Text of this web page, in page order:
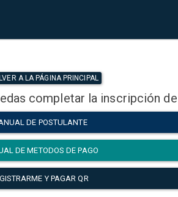
A LA PÁGINA PRINCIPAL
completar la inscripción
DE POSTULANTE
DE METODOS DE PAGO
Y PAGAR QR